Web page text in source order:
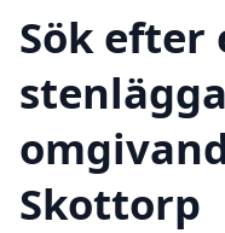
Sök efter
Skottorp